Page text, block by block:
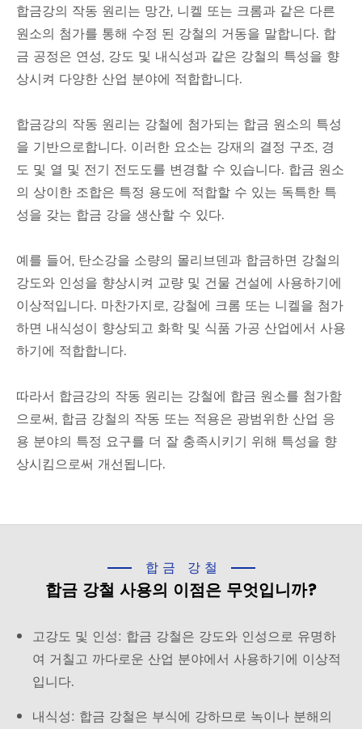
합금강의 작동 원리는 망간, 니켈 또는 크롬과 같은 다른
원소의 첨가를 통해 수정 된 강철의 거동을 말합니다. 합
금 공정은 연성, 강도 및 내식성과 같은 강철의 특성을 향
상시켜 다양한 산업 분야에 적합합니다.
합금강의 작동 원리는 강철에 첨가되는 합금 원소의 특성
을 기반으로합니다. 이러한 요소는 강재의 결정 구조, 경
도 및 열 및 전기 전도도를 변경할 수 있습니다. 합금 원소
의 상이한 조합은 특정 용도에 적합할 수 있는 독특한 특
성을 갖는 합금 강을 생산할 수 있다.
예를 들어, 탄소강을 소량의 몰리브덴과 합금하면 강철의
강도와 인성을 향상시켜 교량 및 건물 건설에 사용하기에
이상적입니다. 마찬가지로, 강철에 크롬 또는 니켈을 첨가
하면 내식성이 향상되고 화학 및 식품 가공 산업에서 사용
하기에 적합합니다.
따라서 합금강의 작동 원리는 강철에 합금 원소를 첨가함
으로써, 합금 강철의 작동 또는 적용은 광범위한 산업 응
용 분야의 특정 요구를 더 잘 충족시키기 위해 특성을 향
상시킴으로써 개선됩니다.
합금 강철
합금 강철 사용의 이점은 무엇입니까?
고강도 및 인성: 합금 강철은 강도와 인성으로 유명하
여 거칠고 까다로운 산업 분야에서 사용하기에 이상적
입니다.
내식성: 합금 강철은 부식에 강하므로 녹이나 분해의